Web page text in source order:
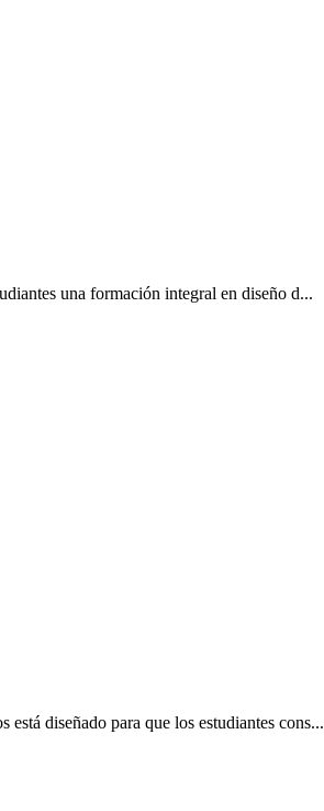
una formación integral en diseño d...
diseñado para que los estudiantes cons...